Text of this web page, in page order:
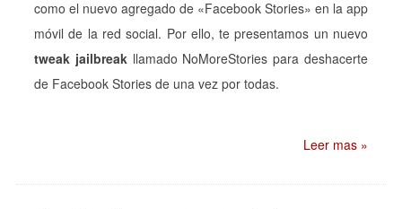
como el nuevo agregado de «Facebook Stories» en la app
móvil de la red social. Por ello, te presentamos un nuevo
tweak jailbreakllamado NoMoreStories para deshacerte
de Facebook Stories de una vez por todas.
Leer mas »